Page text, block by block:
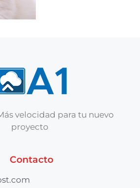
velocidad para tu nuevo
proyecto
Contacto